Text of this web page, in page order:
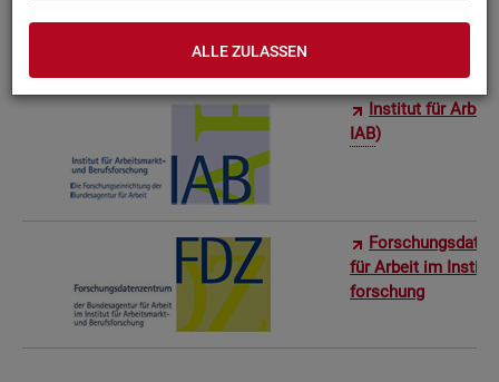
ALLE ZULASSEN
In­sti­tut für
IAB)
für Ar­beit im
for­schung